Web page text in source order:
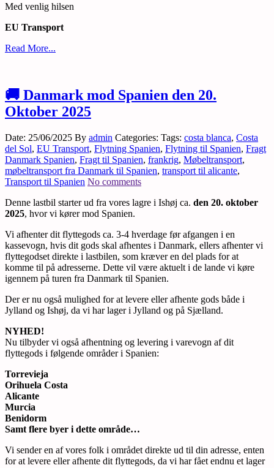
Med venlig hilsen
EU Transport
Read More...
🚚 Danmark mod Spanien den 20.
Oktober 2025
Date: 25/06/2025 By admin Categories: Tags: costa blanca, Costa
del Sol, EU Transport, Flytning Spanien, Flytning til Spanien, Fragt
Danmark Spanien, Fragt til Spanien, frankrig, Møbeltransport,
møbeltransport fra Danmark til Spanien, transport til alicante,
Transport til Spanien No comments
Denne lastbil starter ud fra vores lagre i Ishøj ca. den 20. oktober
2025, hvor vi kører mod Spanien.
Vi afhenter dit flyttegods ca. 3-4 hverdage før afgangen i en
kassevogn, hvis dit gods skal afhentes i Danmark, ellers afhenter vi
flyttegodset direkte i lastbilen, som kræver en del plads for at
komme til på adresserne. Dette vil være aktuelt i de lande vi køre
igennem på turen fra Danmark til Spanien.
Der er nu også mulighed for at levere eller afhente gods både i
Jylland og Ishøj, da vi har lager i Jylland og på Sjælland.
NYHED!
Nu tilbyder vi også afhentning og levering i varevogn af dit
flyttegods i følgende områder i Spanien:
Torrevieja
Orihuela Costa
Alicante
Murcia
Benidorm
Samt flere byer i dette område…
Vi sender en af vores folk i området direkte ud til din adresse, enten
for at levere eller afhente dit flyttegods, da vi har fået endnu et lager